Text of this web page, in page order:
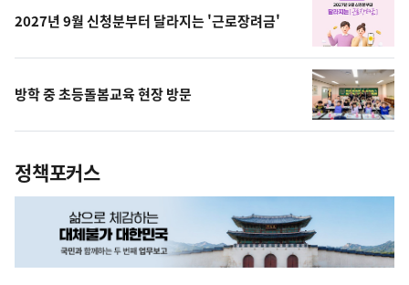
2027년 9월 신청분부터 달라지는 '근로장려금'
방학 중 초등돌봄교육 현장 방문
정책포커스